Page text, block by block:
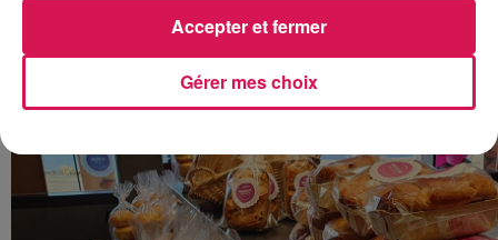
Gérer mes choix
Accepter et fermer